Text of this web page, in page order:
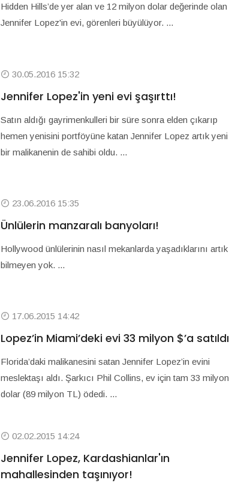
Hidden Hills’de yer alan ve 12 milyon dolar değerinde olan
Jennifer Lopez'in evi, görenleri büyülüyor. ...
30.05.2016 15:32
Jennifer Lopez'in yeni evi şaşırttı!
Satın aldığı gayrimenkulleri bir süre sonra elden çıkarıp
hemen yenisini portföyüne katan Jennifer Lopez artık yeni
bir malikanenin de sahibi oldu. ...
23.06.2016 15:35
Ünlülerin manzaralı banyoları!
Hollywood ünlülerinin nasıl mekanlarda yaşadıklarını artık
bilmeyen yok. ...
17.06.2015 14:42
Lopez’in Miami’deki evi 33 milyon $’a satıldı
Florida’daki malikanesini satan Jennifer Lopez’in evini
meslektaşı aldı. Şarkıcı Phil Collins, ev için tam 33 milyon
dolar (89 milyon TL) ödedi. ...
02.02.2015 14:24
Jennifer Lopez, Kardashianlar'ın
mahallesinden taşınıyor!